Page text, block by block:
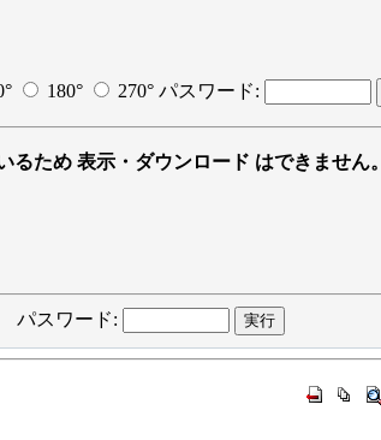
180° 270° パスワード:
ため 表示・ダウンロード はできません。
パスワード: